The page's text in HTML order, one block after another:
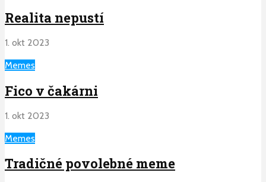
Realita nepustí
1. okt 2023
Memes
Fico v čakárni
1. okt 2023
Memes
Tradičné povolebné meme